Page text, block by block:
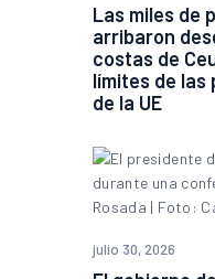
Las miles de
arribaron
costas de
límites de
de la UE
julio 30, 2026